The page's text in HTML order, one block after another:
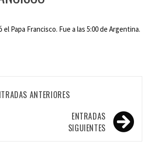
el Papa Francisco. Fue a las 5:00 de Argentina.
ANTERIORES
ENTRADAS
SIGUIENTES